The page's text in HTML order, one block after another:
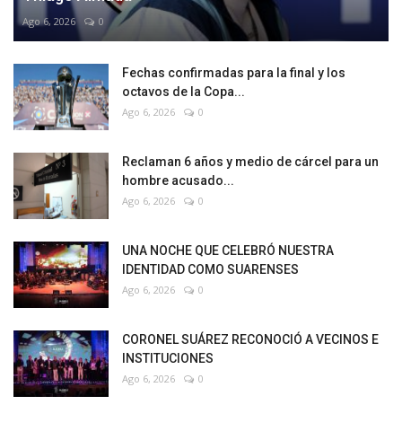
Ago 6, 2026 0
Fechas confirmadas para la final y los
octavos de la Copa...
Ago 6, 2026 0
Reclaman 6 años y medio de cárcel para un
hombre acusado...
Ago 6, 2026 0
UNA NOCHE QUE CELEBRÓ NUESTRA
IDENTIDAD COMO SUARENSES
Ago 6, 2026 0
CORONEL SUÁREZ RECONOCIÓ A VECINOS E
INSTITUCIONES
Ago 6, 2026 0